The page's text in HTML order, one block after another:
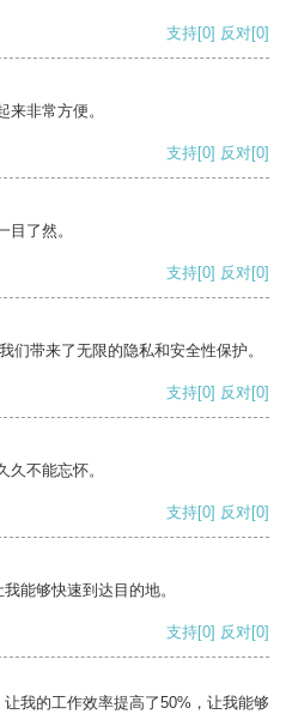
支持[0] 反对[0]
非常方便。
支持[0] 反对[0]
了然。
支持[0] 反对[0]
们带来了无限的隐私和安全性保护。
支持[0] 反对[0]
不能忘怀。
支持[0] 反对[0]
能够快速到达目的地。
支持[0] 反对[0]
我的工作效率提高了50%，让我能够